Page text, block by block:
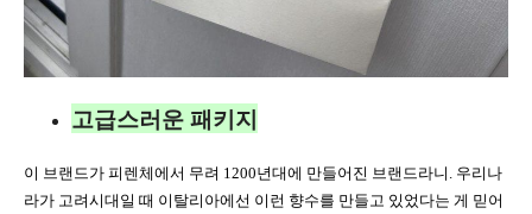
고급스러운 패키지
이 브랜드가 피렌체에서 무려 1200년대에 만들어진 브랜드라니. 우리나
라가 고려시대일 때 이탈리아에선 이런 향수를 만들고 있었다는 게 믿어